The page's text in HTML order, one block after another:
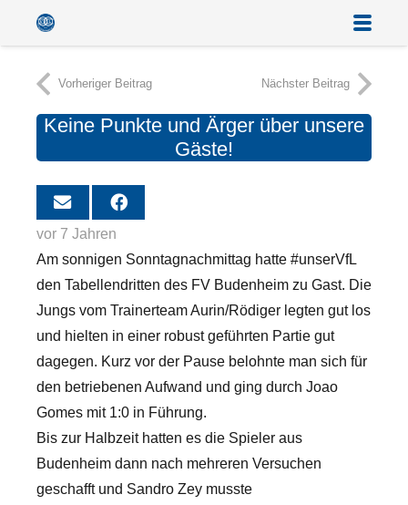
Vorheriger Beitrag Nächster Beitrag
Keine Punkte und Ärger über unsere
Gäste!
vor 7 Jahren
Am sonnigen Sonntagnachmittag hatte #unserVfL
den Tabellendritten des FV Budenheim zu Gast. Die
Jungs vom Trainerteam Aurin/Rödiger legten gut los
und hielten in einer robust geführten Partie gut
dagegen. Kurz vor der Pause belohnte man sich für
den betriebenen Aufwand und ging durch Joao
Gomes mit 1:0 in Führung.
Bis zur Halbzeit hatten es die Spieler aus
Budenheim dann nach mehreren Versuchen
geschafft und Sandro Zey musste